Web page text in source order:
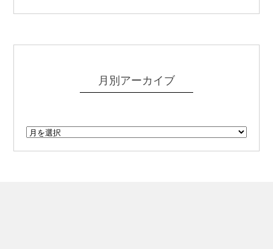
月別アーカイブ